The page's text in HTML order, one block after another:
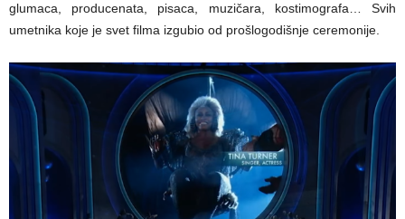
glumaca, producenata, pisaca, muzičara, kostimografa… Svih
umetnika koje je svet filma izgubio od prošlogodišnje ceremonije.